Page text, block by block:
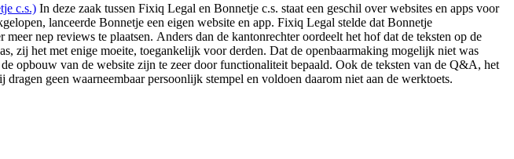
c.s.) In deze zaak tussen Fixiq Legal en Bonnetje c.s. staat een geschil over websites en apps voor
lanceerde Bonnetje een eigen website en app. Fixiq Legal stelde dat Bonnetje
nep reviews te plaatsen. Anders dan de kantonrechter oordeelt het hof dat de teksten op de
zij het met enige moeite, toegankelijk voor derden. Dat de openbaarmaking mogelijk niet was
opbouw van de website zijn te zeer door functionaliteit bepaald. Ook de teksten van de Q&A, het
geen waarneembaar persoonlijk stempel en voldoen daarom niet aan de werktoets.